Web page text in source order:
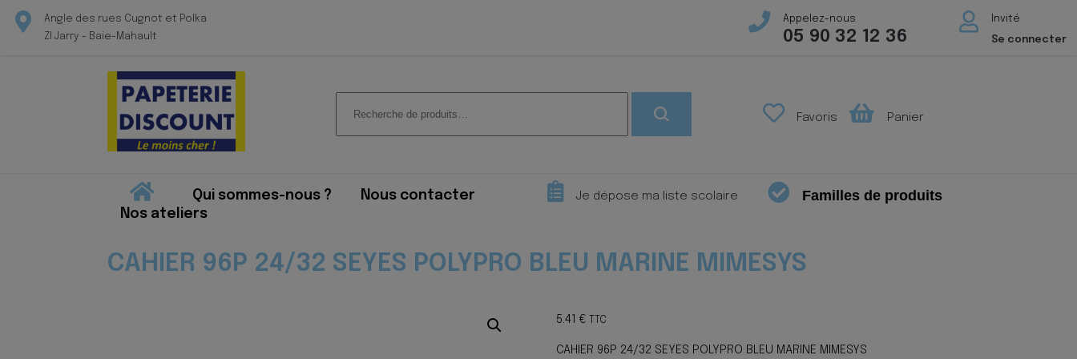
Angle des rues Cugnot et Polka
ZI Jarry - Baie-Mahault
Appelez-nous
05 90 32 12 36
Invité
Se connecter
pour :
Favoris Panier
Qui sommes-nous ?
Nous contacter
Nos ateliers
Je dépose ma liste scolaire Familles de produits
CAHIER 96P 24/32 SEYES POLYPRO BLEU MARINE MIMESYS
5.41 € TTC
CAHIER 96P 24/32 SEYES POLYPRO BLEU MARINE MIMESYS